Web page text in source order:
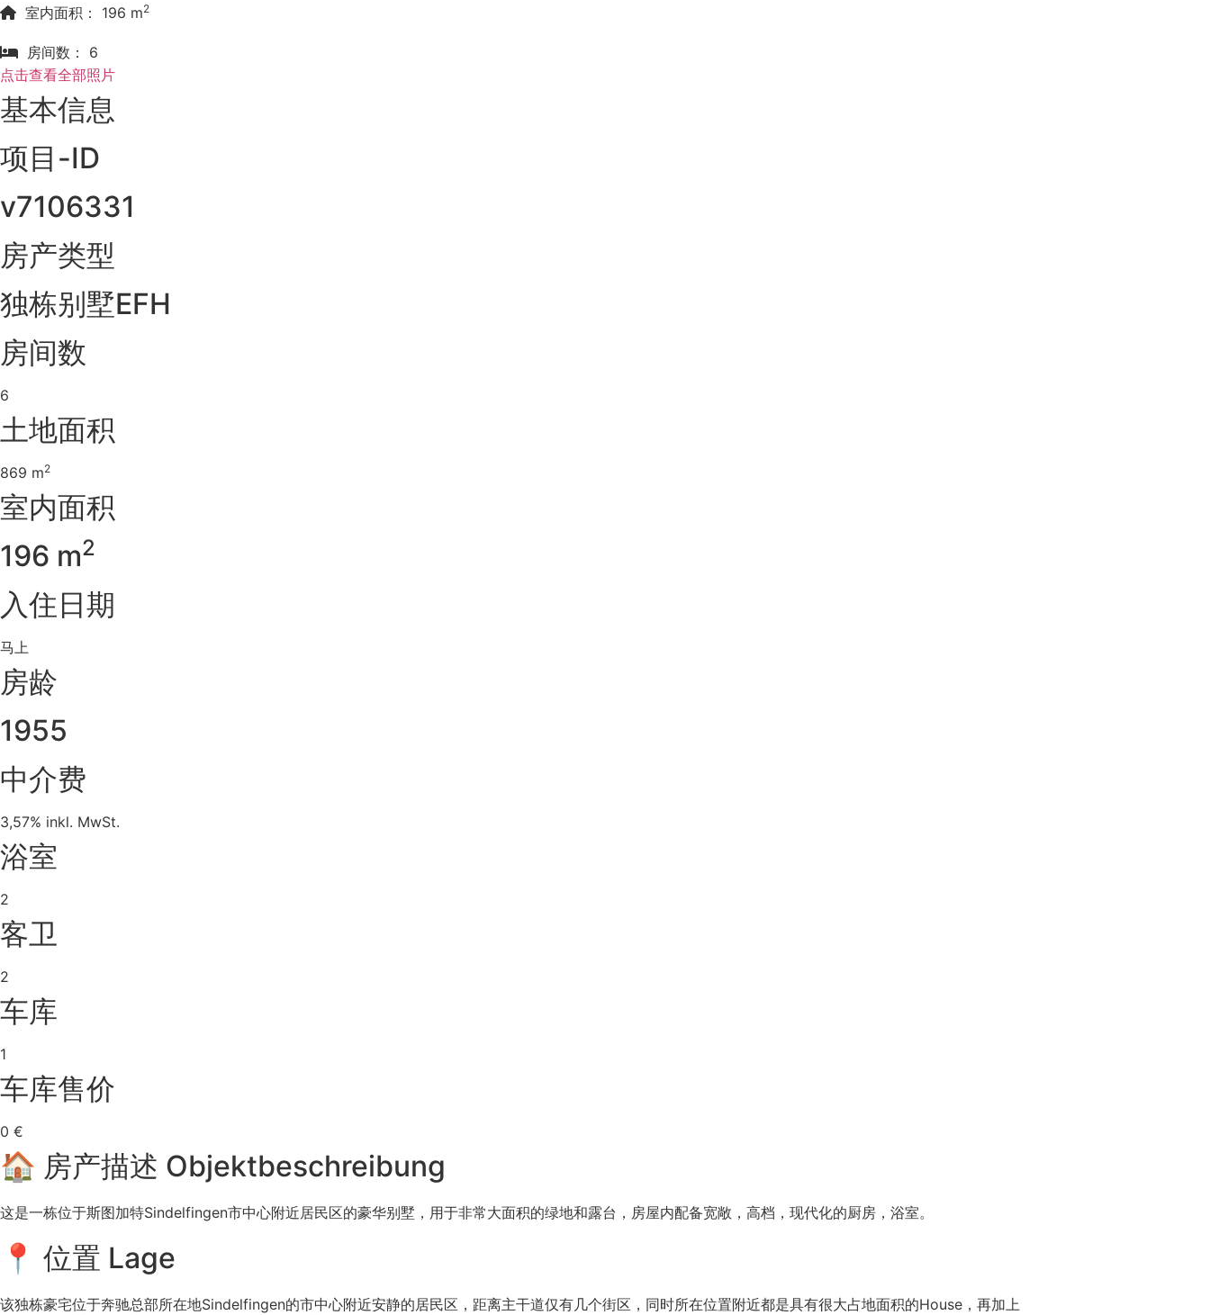
室内面积： 196 m2
房间数： 6
点击查看全部照片
基本信息
项目-ID
v7106331
房产类型
独栋别墅EFH
房间数
6
土地面积
869 m2
室内面积
196 m2
入住日期
马上
房龄
1955
中介费
3,57% inkl. MwSt.
浴室
2
客卫
2
车库
1
车库售价
0 €
🏠 房产描述 Objektbeschreibung
这是一栋位于斯图加特Sindelfingen市中心附近居民区的豪华别墅，用于非常大面积的绿地和露台，房屋内配备宽敞，高档，现代化的厨房，浴室。
📍 位置 Lage
该独栋豪宅位于奔驰总部所在地Sindelfingen的市中心附近安静的居民区，距离主干道仅有几个街区，同时所在位置附近都是具有很大占地面积的House，再加上